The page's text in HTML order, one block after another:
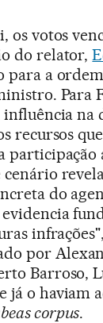
os votos
do relator,
para a
Para
na
recursos
participação
cenário
do
por
Barroso,
já o haviam
corpus.